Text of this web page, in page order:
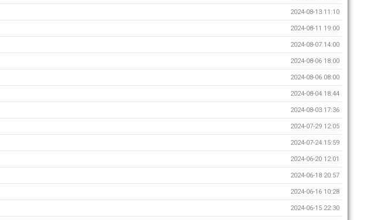
2024-08-13 11:10
2024-08-11 19:00
2024-08-07 14:00
2024-08-06 18:00
2024-08-06 08:00
2024-08-04 18:44
2024-08-03 17:36
2024-07-29 12:05
2024-07-24 15:59
2024-06-20 12:01
2024-06-18 20:57
2024-06-16 10:28
2024-06-15 22:30